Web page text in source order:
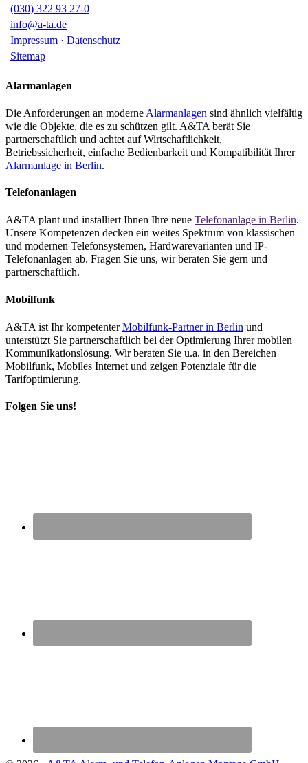
(030) 322 93 27-0
info@a-ta.de
Impressum · Datenschutz
Sitemap
Alarmanlagen
Die Anforderungen an moderne Alarmanlagen sind ähnlich vielfältig
wie die Objekte, die es zu schützen gilt. A&TA berät Sie
partnerschaftlich und achtet auf Wirtschaftlichkeit,
Betriebssicherheit, einfache Bedienbarkeit und Kompatibilität Ihrer
Alarmanlage in Berlin.
Telefonanlagen
A&TA plant und installiert Ihnen Ihre neue Telefonanlage in Berlin.
Unsere Kompetenzen decken ein weites Spektrum von klassischen
und modernen Telefonsystemen, Hardwarevarianten und IP-
Telefonanlagen ab. Fragen Sie uns, wir beraten Sie gern und
partnerschaftlich.
Mobilfunk
A&TA ist Ihr kompetenterMobilfunk-Partner in Berlin und
unterstützt Sie partnerschaftlich bei der Optimierung Ihrer mobilen
Kommunikationslösung. Wir beraten Sie u.a. in den Bereichen
Mobilfunk, Mobiles Internet und zeigen Potenziale für die
Tarifoptimierung.
Folgen Sie uns!